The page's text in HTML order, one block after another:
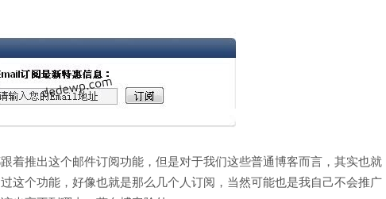
着推出这个邮件订阅功能，但是对于我们这些普通博客而言，其实也就
这个功能，好像也就是那么几个人订阅，当然可能也是我自己不会推广